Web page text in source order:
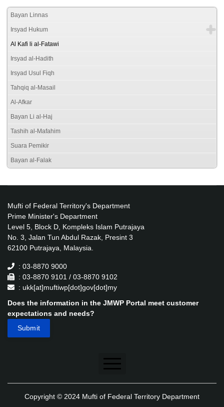
Bayan Linnas
Irsyad Hukum
Al Kafi li al-Fatawi
Irsyad al-Hadith
Irsyad Usul Fiqh
Tahqiq al-Masail
Al-Afkar
Bayan Li al-Haj
Tashih al-Mafahim
Suara Pemikir
Bayan al-Falak
Mufti of Federal Territory's Department
Prime Minister's Department
Level 5, Block D, Kompleks Islam Putrajaya
No. 3, Jalan Tun Abdul Razak, Presint 3
62100 Putrajaya, Malaysia.
: 03-8870 9000
: 03-8870 9101 / 03-8870 9102
: ukk[at]muftiwp[dot]gov[dot]my
Does the information in the JMWP Portal meet customer
expectations and needs?
Disclaimer
Copyright © 2024 Mufti of Federal Territory Department